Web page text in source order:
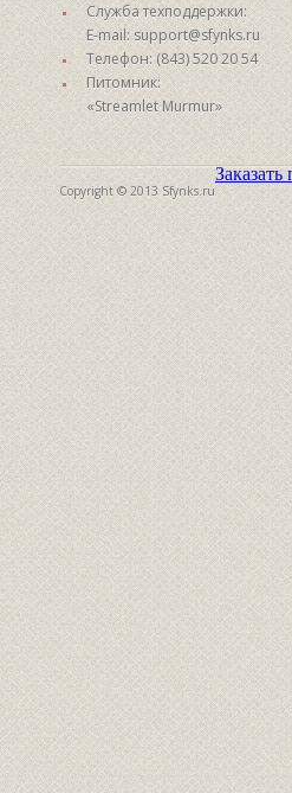
Служба техподдержки:
E-mail: support@sfynks.ru
Телефон: (843) 520 20 54
Питомник:
«Streamlet Murmur»
Copyright © 2013 Sfynks.ru